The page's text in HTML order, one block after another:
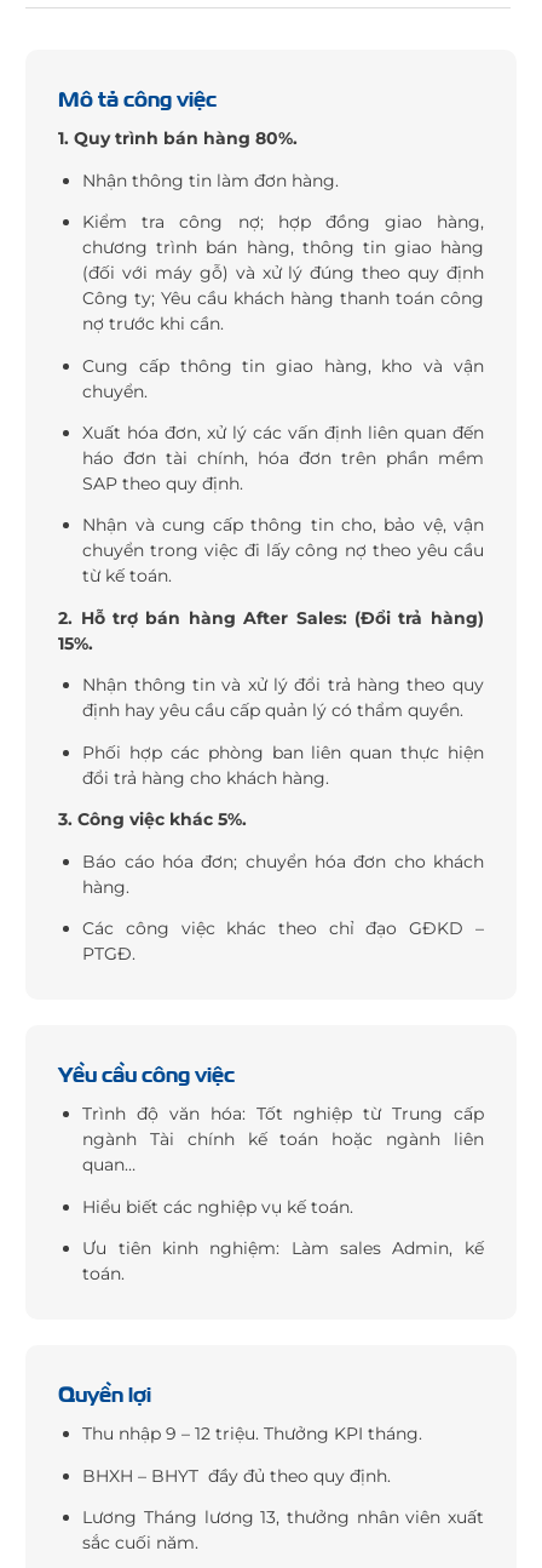
Mô tả công việc
1. Quy trình bán hàng 80%.
Nhận thông tin làm đơn hàng.
Kiểm tra công nợ; hợp đồng giao hàng,
chương trình bán hàng, thông tin giao hàng
(đối với máy gỗ) và xử lý đúng theo quy định
Công ty; Yêu cầu khách hàng thanh toán công
nợ trước khi cần.
Cung cấp thông tin giao hàng, kho và vận
chuyển.
Xuất hóa đơn, xử lý các vấn định liên quan đến
háo đơn tài chính, hóa đơn trên phần mềm
SAP theo quy định.
Nhận và cung cấp thông tin cho, bảo vệ, vận
chuyển trong việc đi lấy công nợ theo yêu cầu
từ kế toán.
2. Hỗ trợ bán hàng After Sales: (Đổi trả hàng)
15%.
Nhận thông tin và xử lý đổi trả hàng theo quy
định hay yêu cầu cấp quản lý có thẩm quyền.
Phối hợp các phòng ban liên quan thực hiện
đổi trả hàng cho khách hàng.
3. Công việc khác 5%.
Báo cáo hóa đơn; chuyển hóa đơn cho khách
hàng.
Các công việc khác theo chỉ đạo GĐKD –
PTGĐ.
Yều cầu công việc
Trình độ văn hóa: Tốt nghiệp từ Trung cấp
ngành Tài chính kế toán hoặc ngành liên
quan…
Hiểu biết các nghiệp vụ kế toán.
Ưu tiên kinh nghiệm: Làm sales Admin, kế
toán.
Quyền lợi
Thu nhập 9 – 12 triệu. Thưởng KPI tháng.
BHXH – BHYT đầy đủ theo quy định.
Lương Tháng lương 13, thưởng nhân viên xuất
sắc cuối năm.